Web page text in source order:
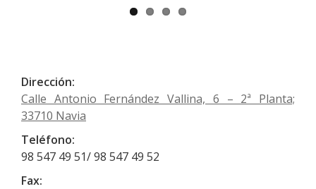
Dirección:
Calle Antonio Fernández Vallina, 6 – 2ª Planta;
33710 Navia
Teléfono:
98 547 49 51/ 98 547 49 52
Fax: